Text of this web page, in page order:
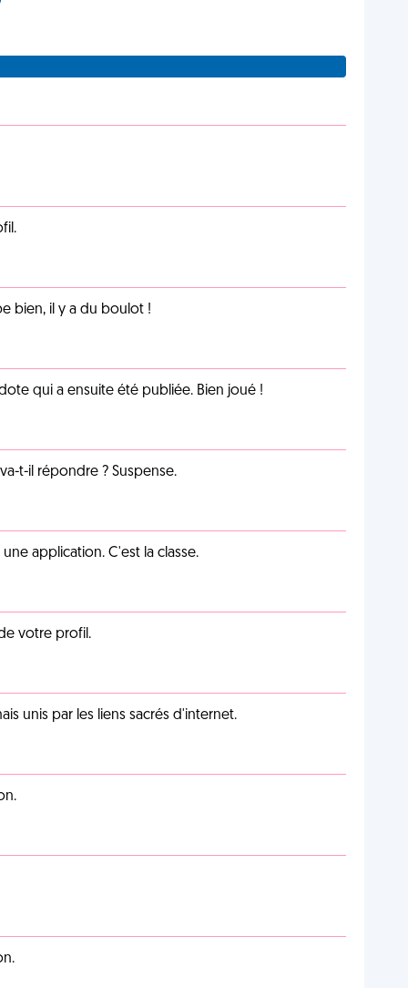
bien, il y a du boulot !
qui a ensuite été publiée. Bien joué !
t-il répondre ? Suspense.
application. C'est la classe.
votre profil.
unis par les liens sacrés d'internet.